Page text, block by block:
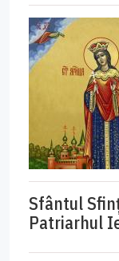
Sfântul
Patriarhul